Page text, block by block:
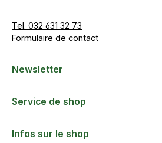
Tel. 032 631 32 73
Formulaire de contact
Newsletter
Service de shop
Infos sur le shop